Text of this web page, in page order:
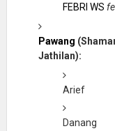
FEBRI WS
Pawang
Jathilan):
Arief
Danang